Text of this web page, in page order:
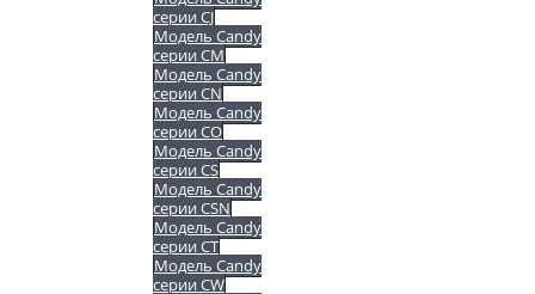
серии CJ
Модель Candy
серии CM
Модель Candy
серии CN
Модель Candy
серии CO
Модель Candy
серии CS
Модель Candy
серии CSN
Модель Candy
серии CT
Модель Candy
серии CW